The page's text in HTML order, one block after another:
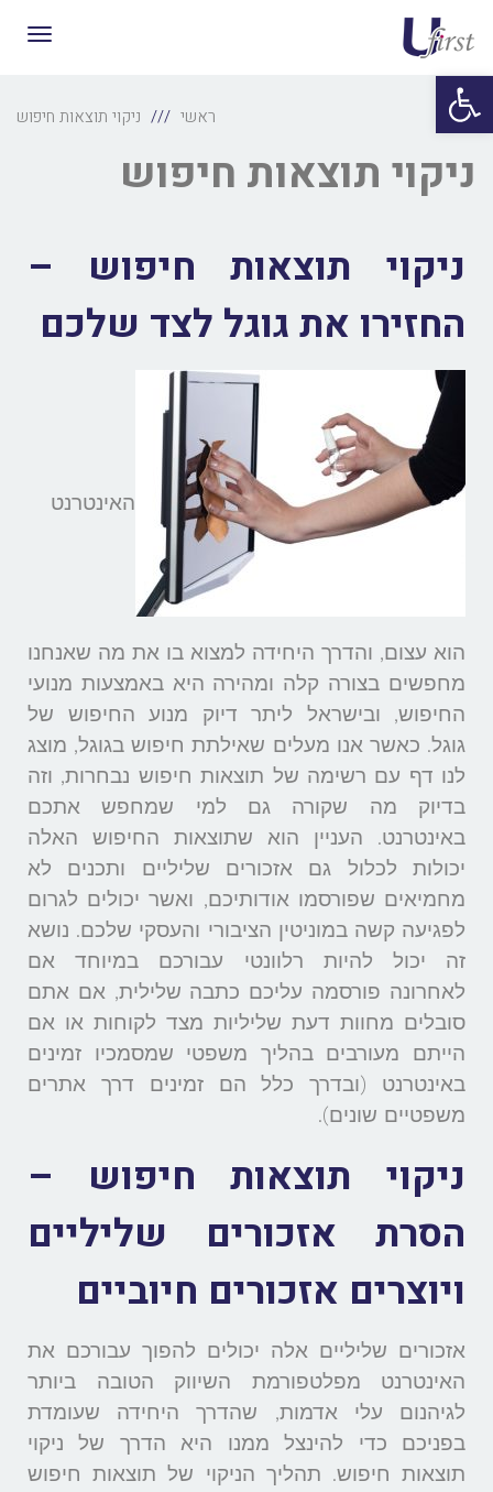
פתח סרגל נגישות
ראשי ניקוי תוצאות חיפוש
ניקוי תוצאות חיפוש
ניקוי תוצאות חיפוש –
החזירו את גוגל לצד שלכם
האינטרנט
הוא עצום, והדרך היחידה למצוא בו את מה שאנחנו
מחפשים בצורה קלה ומהירה היא באמצעות מנועי
החיפוש, ובישראל ליתר דיוק מנוע החיפוש של
גוגל. כאשר אנו מעלים שאילתת חיפוש בגוגל, מוצג
לנו דף עם רשימה של תוצאות חיפוש נבחרות, וזה
בדיוק מה שקורה גם למי שמחפש אתכם
באינטרנט. העניין הוא שתוצאות החיפוש האלה
יכולות לכלול גם אזכורים שליליים ותכנים לא
מחמיאים שפורסמו אודותיכם, ואשר יכולים לגרום
לפגיעה קשה במוניטין הציבורי והעסקי שלכם. נושא
זה יכול להיות רלוונטי עבורכם במיוחד אם
לאחרונה פורסמה עליכם כתבה שלילית, אם אתם
סובלים מחוות דעת שליליות מצד לקוחות או אם
הייתם מעורבים בהליך משפטי שמסמכיו זמינים
באינטרנט (ובדרך כלל הם זמינים דרך אתרים
משפטיים שונים).
ניקוי תוצאות חיפוש –
הסרת אזכורים שליליים
ויוצרים אזכורים חיוביים
אזכורים שליליים אלה יכולים להפוך עבורכם את
האינטרנט מפלטפורמת השיווק הטובה ביותר
לגיהנום עלי אדמות, שהדרך היחידה שעומדת
בפניכם כדי להינצל ממנו היא הדרך של ניקוי
תוצאות חיפוש. תהליך הניקוי של תוצאות חיפוש